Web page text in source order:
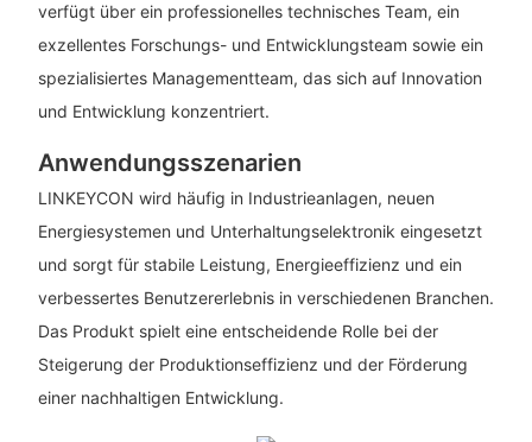
verfügt über ein professionelles technisches Team, ein
exzellentes Forschungs- und Entwicklungsteam sowie ein
spezialisiertes Managementteam, das sich auf Innovation
und Entwicklung konzentriert.
Anwendungsszenarien
LINKEYCON wird häufig in Industrieanlagen, neuen
Energiesystemen und Unterhaltungselektronik eingesetzt
und sorgt für stabile Leistung, Energieeffizienz und ein
verbessertes Benutzererlebnis in verschiedenen Branchen.
Das Produkt spielt eine entscheidende Rolle bei der
Steigerung der Produktionseffizienz und der Förderung
einer nachhaltigen Entwicklung.